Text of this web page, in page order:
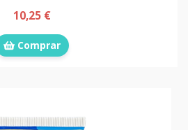
10,25 €
Comprar